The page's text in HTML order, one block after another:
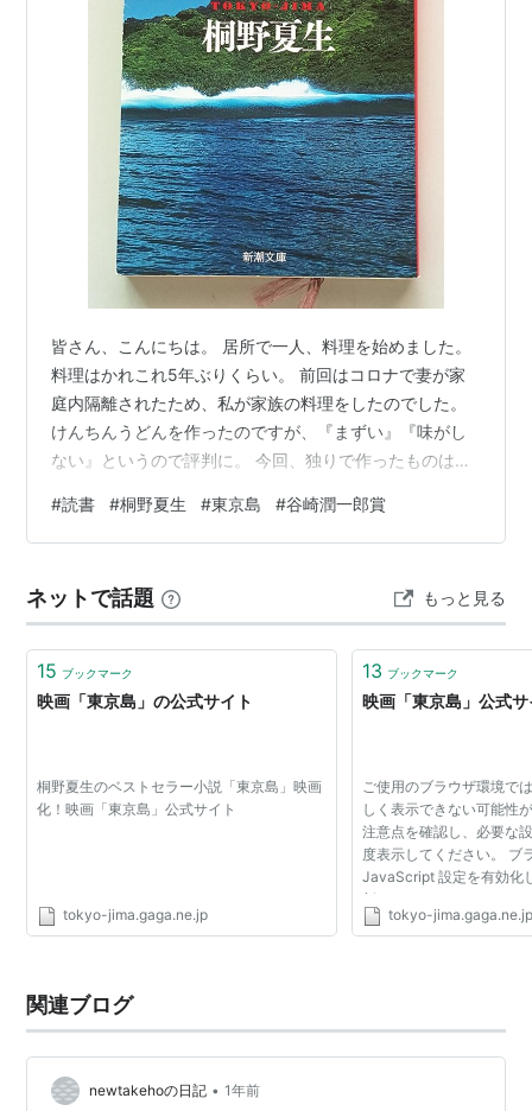
皆さん、こんにちは。 居所で一人、料理を始めました。
料理はかれこれ5年ぶりくらい。 前回はコロナで妻が家
庭内隔離されたため、私が家族の料理をしたのでした。
けんちんうどんを作ったのですが、『まずい』『味がし
ない』というので評判に。 今回、独りで作ったものは昨
前者はいわゆるCookDoみたいなやつですが、レシピ通り
の材料を揃えずどうにも大味に（ちなみにココナツミル
ながらですが、余分な野菜をたくさん入れたら、いつの
間にか野菜炒めに近いチャーハンに。 敗因は分かってい
ます。レシピ通りではないこと…
#読書 #桐野夏生 #東京島 #谷崎潤一郎賞
ネットで話題 もっと見る
15 ブックマーク
映画「東京島」の公式サイト
桐野夏生のベストセラー小説「東京島」映画
化！映画「東京島」公式サイト
tokyo-jima.gaga.ne.jp
13 ブックマーク
映画「東京島」公式
ご使用のブラウザ環境で
しく表示できない可能性
注意点を確認し、必要な
度表示してください。 ブ
JavaScript 設定を有効化
新の Adobe® Flash®
してください。
tokyo-
関連ブログ
newtakehoの日記 • 1年前